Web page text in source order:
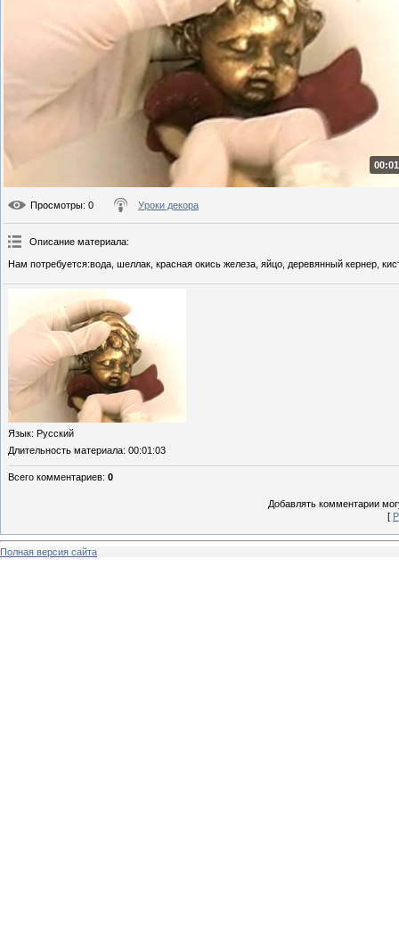
Просмотры: 0 Уроки декора
Описание материала:
Нам потребуется:вода, шеллак, красная окись железа, яйцо, деревянный кернер,
Язык: Русский
Длительность материала: 00:01:03
Всего комментариев: 0
Добавлять комментарии
[
Полная версия сайта